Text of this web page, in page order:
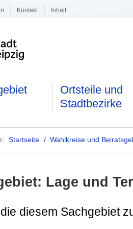
Kontakt Inhalt
Ortsteile und
Stadtbezirke
Startseite /Wahlkreise und
Lage und
diesem Sachgebiet